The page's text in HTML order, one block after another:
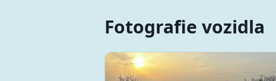
Fotografie vozidla